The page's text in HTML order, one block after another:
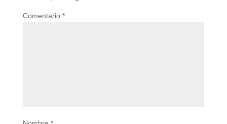
Comentario *